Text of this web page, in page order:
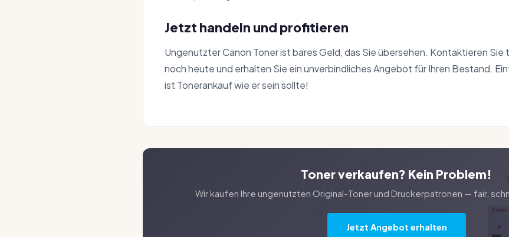
Jetzt handeln und profitieren
Ungenutzter Canon Toner ist bares Geld, das Sie übersehen. Kontaktieren
noch heute und erhalten Sie ein unverbindliches Angebot für Ihren Bestand.
ist Tonerankauf wie er sein sollte!
Toner verkaufen? Kein Problem!
Wir kaufen Ihre ungenutzten Original-Toner und Druckerpatronen — fair,
Jetzt Angebot erhalten